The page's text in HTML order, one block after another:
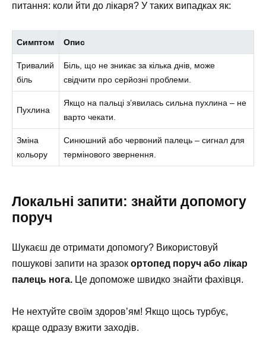
питання: коли йти до лікаря? У таких випадках як:
Симптом Опис
Тривалий
біль
Біль, що не зникає за кілька днів, може
свідчити про серйозні проблеми.
Пухлина
Якщо на пальці з’явилась сильна пухлина – не
варто чекати.
Зміна
кольору
Синюшний або червоний палець – сигнал для
термінового звернення.
Локальні запити: знайти допомогу
поруч
Шукаєш де отримати допомогу? Використовуй
пошукові запити на зразок ортопед поруч або лікар
палець нога. Це допоможе швидко знайти фахівця.
Не нехтуйте своїм здоров’ям! Якщо щось турбує,
краще одразу вжити заходів.